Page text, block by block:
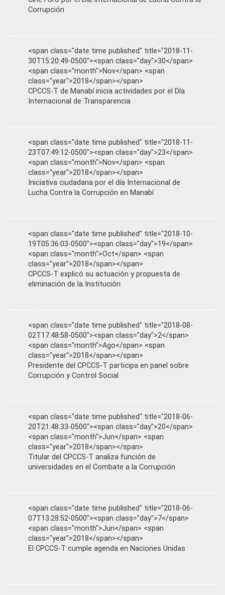
Corrupción
<span class="date time published" title="2018-11-
30T15:20:49-0500"><span class="day">30</span>
<span class="month">Nov</span> <span
class="year">2018</span></span>
CPCCS-T de Manabí inicia actividades por el Día
Internacional de Transparencia
<span class="date time published" title="2018-11-
23T07:49:12-0500"><span class="day">23</span>
<span class="month">Nov</span> <span
class="year">2018</span></span>
Iniciativa ciudadana por el día Internacional de
Lucha Contra la Corrupción en Manabí
<span class="date time published" title="2018-10-
19T05:36:03-0500"><span class="day">19</span>
<span class="month">Oct</span> <span
class="year">2018</span></span>
CPCCS-T explicó su actuación y propuesta de
eliminación de la Institución
<span class="date time published" title="2018-08-
02T17:48:58-0500"><span class="day">2</span>
<span class="month">Ago</span> <span
class="year">2018</span></span>
Presidente del CPCCS-T participa en panel sobre
Corrupción y Control Social
<span class="date time published" title="2018-06-
20T21:48:33-0500"><span class="day">20</span>
<span class="month">Jun</span> <span
class="year">2018</span></span>
Titular del CPCCS-T analiza función de
universidades en el Combate a la Corrupción
<span class="date time published" title="2018-06-
07T13:28:52-0500"><span class="day">7</span>
<span class="month">Jun</span> <span
class="year">2018</span></span>
El CPCCS-T cumple agenda en Naciones Unidas